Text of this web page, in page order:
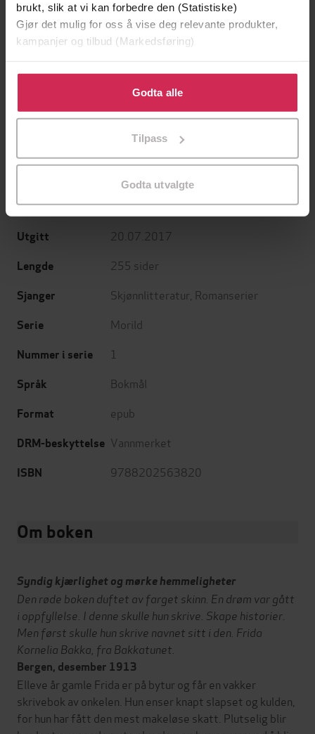
brukt, slik at vi kan forbedre den (Statistiske)
Gjør det mulig for oss å vise deg relevante produkter,
kampanjer og tilbud (Markedsføring)
Klikk på «Godta alle» for å gi oss ditt samtykke til å
bruke cookies for alle disse formålene. Du kan også
tilpasse ditt samtykke til spesifikke formål ved å klikke
Godta alle
Tilpass
Godta utvalgte
49,-
Forlag Cappelen Damm
Utgitt 20.07.2017
Lengde 255 sider
Sjanger Skjønnlitteratur Romanserier
Serie Morild
Nummer i serie 1
Språk Bokmål
Format epub
DRM-beskyttelse Vannmerket
ISBN 9788202563820
Om boken
Syndig kjærlighet og mørke hemmeligheter
Den røde boken duftet av farget skinn. En drøm var gått
i oppfyllelse. I denne skulle hun skrive. Skape historier.
Men først skulle hun skrive navnet sitt i den. Frida
Kornelia Bakka, fra Bakkatunet.
Bergen, desember 1913
Elleve år gamle Frida er på bytur og får en vakker
skrivebok av onkelen. Hun enser knapt slapset og kulden,
for hun har fått den mest makeløse skatt. Plutselig blir